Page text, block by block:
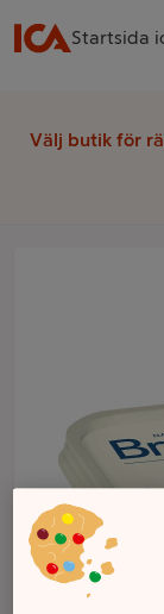
Startsida
Välj butik för